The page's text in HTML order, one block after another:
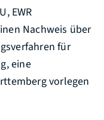
EWR
Nachweis über
für
eine
vorlegen